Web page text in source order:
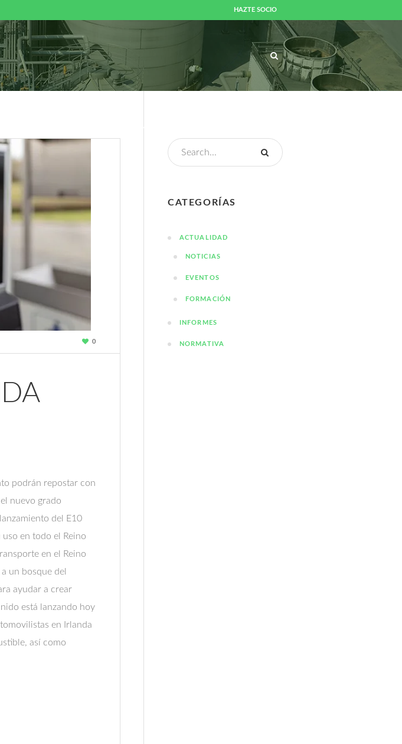
HAZTE SOCIO
ACTUALIDAD
0
podrán repostar con
nuevo grado
del E10
en todo el Reino
en el Reino
un bosque del
ayudar a crear
está lanzando hoy
en Irlanda
así como
CATEGORÍAS
ACTUALIDAD
NOTICIAS
EVENTOS
FORMACIÓN
INFORMES
NORMATIVA